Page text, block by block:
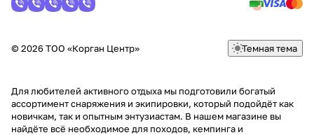
© 2026 ТОО «Корган Центр» Темная тема
Для любителей активного отдыха мы подготовили богатый
ассортимент снаряжения и экипировки, который подойдёт как
новичкам, так и опытным энтузиастам. В нашем магазине вы
найдёте всё необходимое для походов, кемпинга и